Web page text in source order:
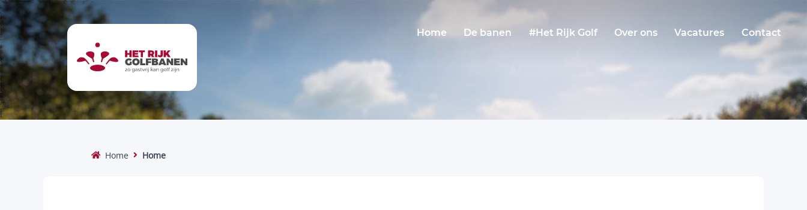
Home De banen #Het Rijk Golf Over ons Vacatures Contact
Home Home